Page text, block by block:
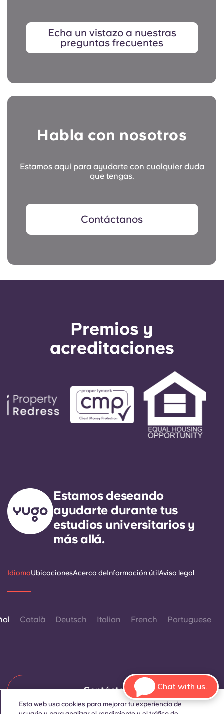
Echa un vistazo a nuestras
preguntas frecuentes
Habla con nosotros
Estamos aquí para ayudarte con cualquier duda
que tengas.
Contáctanos
Premios y
acreditaciones
Estamos deseando
ayudarte durante tus
estudios universitarios y
más allá.
IdiomaUbicacionesAcerca deInformación útilAviso legal
Català Deutsch Italian French Portuguese
Contáctanos
Esta web usa cookies para mejorar tu experiencia de
Chat with us.